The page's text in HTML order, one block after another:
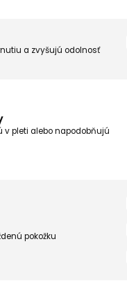
a zvyšujú odolnosť
pleti alebo napodobňujú
pokožku